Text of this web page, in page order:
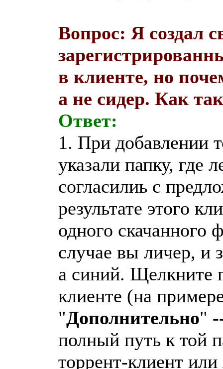
Вопрос: Я создал
в клиенте, но
а не сидер. Как
Ответ:
1. При добавлении
указали папку, где
согласилиь с
результате этого
одного скачанного
случае вы личер, и
а синий. Щелкните
клиенте (на
"Дополнительно"
полный путь к той
торрент-клиент